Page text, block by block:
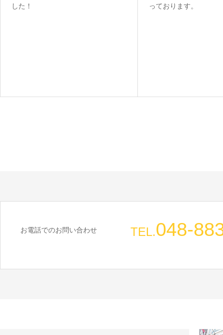
した！
っております。
お電話でのお問い合わせ TEL.048-